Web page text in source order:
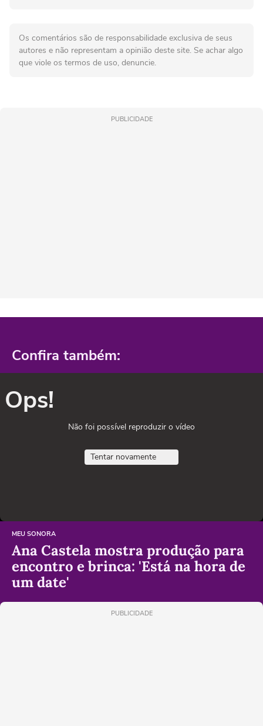
Os comentários são de responsabilidade exclusiva de seus
autores e não representam a opinião deste site. Se achar algo
que viole os termos de uso, denuncie.
PUBLICIDADE
Confira também:
Ops!
Não foi possível reproduzir o vídeo
Tentar novamente
MEU SONORA
Ana Castela mostra produção para
encontro e brinca: 'Está na hora de
um date'
PUBLICIDADE